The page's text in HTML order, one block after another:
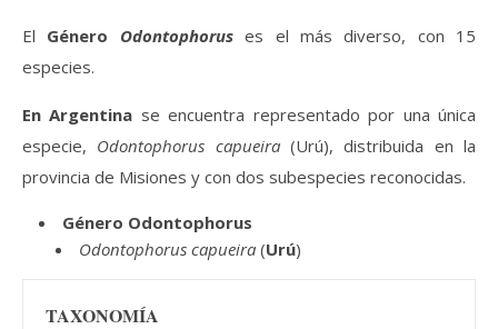
El Género Odontophoruses el más diverso, con 15
especies.
En Argentina se encuentra representado por una única
especie, Odontophorus capueira(Urú), distribuida en la
provincia de Misiones y con dos subespecies reconocidas.
Género Odontophorus
Odontophorus capueira (Urú)
TAXONOMÍA